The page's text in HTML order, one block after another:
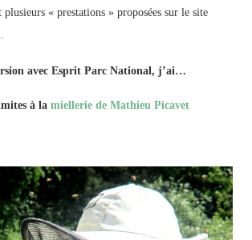
« prestations » proposées sur le site
avec Esprit Parc National, j’ai…
à la miellerie de Mathieu Picavet